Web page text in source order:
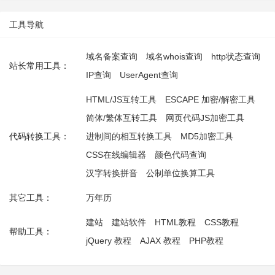
工具导航
站长常用工具：
域名备案查询 域名whois查询
http状态查询
IP查询
UserAgent查询
代码转换工具：
HTML/JS互转工具
ESCAPE 加密/解密工具
简体/繁体互转工具
网页代码JS加密工具
进制间的相互转换工具
MD5加密工具
CSS在线编辑器
颜色代码查询
汉字转换拼音
公制单位换算工具
其它工具： 万年历
帮助工具：
建站 建站软件 HTML教程
CSS教程
jQuery 教程
AJAX 教程 PHP教程